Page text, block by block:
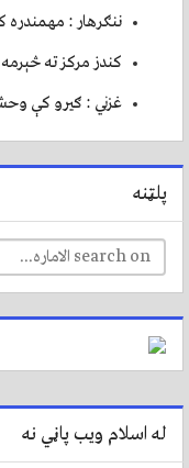
ننګرهار : مهمندره کې ماين
کندز مرکز ته
غزني : ګيرو کې
پلټنه
له اسلام ویب پاڼي نه